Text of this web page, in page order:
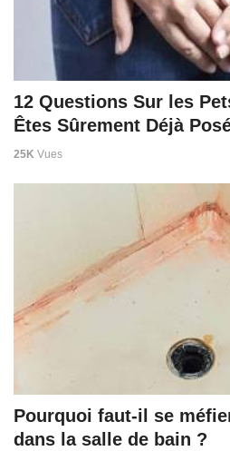
12 Questions Sur les
Êtes Sûrement Déjà
25K Vues
Pourquoi faut-il se
dans la salle de bain ?